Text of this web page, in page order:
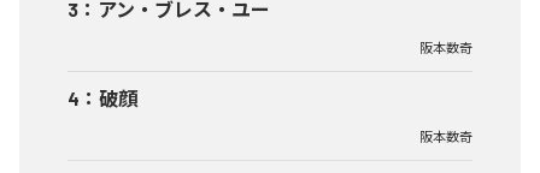
3 ： アン・ブレス・ユー
阪本数奇
4 ： 破顔
阪本数奇